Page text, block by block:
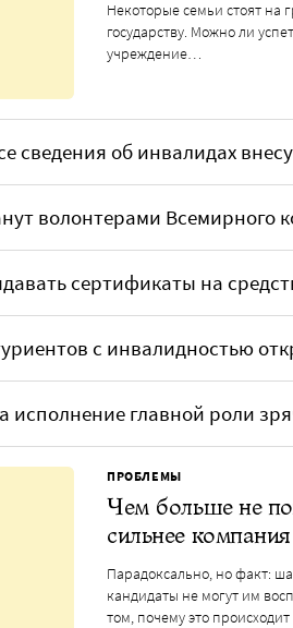
Некоторые семьи стоят на
государству. Можно ли
учреждение…
сведения об инвалидах
волонтерами Всемирного
сертификаты на
с инвалидностью
исполнение главной роли
ПРОБЛЕМЫ
Чем больше не
сильнее компания
Парадоксально, но факт:
кандидаты не могут им
том, почему это происходит